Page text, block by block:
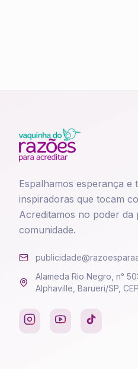
Espalhamos esperança
inspiradoras que tocam
Acreditamos no poder da
comunidade.
Alameda Rio Negro, n°
Alphaville, Barueri/SP,